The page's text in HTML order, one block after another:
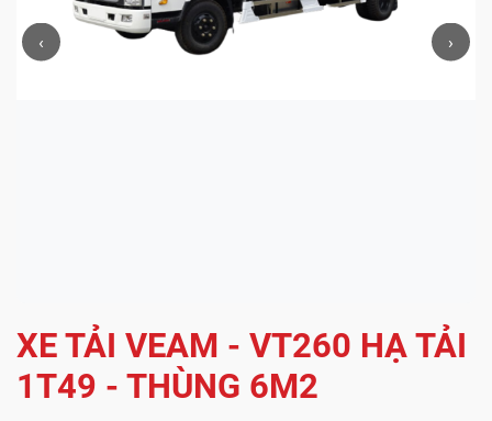
‹ ›
XE TẢI VEAM - VT260 HẠ TẢI
1T49 - THÙNG 6M2